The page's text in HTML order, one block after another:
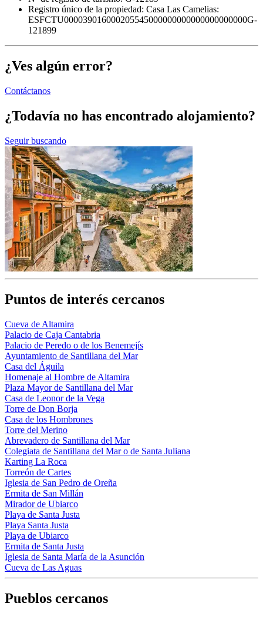
Registro único de la propiedad: Casa Las Camelias:
ESFCTU000039016000205545000000000000000000000G-
121899
¿Ves algún error?
Contáctanos
¿Todavía no has encontrado alojamiento?
Seguir buscando
Puntos de interés cercanos
Cueva de Altamira
Palacio de Caja Cantabria
Palacio de Peredo o de los Benemejís
Ayuntamiento de Santillana del Mar
Casa del Águila
Homenaje al Hombre de Altamira
Plaza Mayor de Santillana del Mar
Casa de Leonor de la Vega
Torre de Don Borja
Casa de los Hombrones
Torre del Merino
Abrevadero de Santillana del Mar
Colegiata de Santillana del Mar o de Santa Juliana
Karting La Roca
Torreón de Cartes
Iglesia de San Pedro de Oreña
Ermita de San Millán
Mirador de Ubiarco
Playa de Santa Justa
Playa Santa Justa
Playa de Ubiarco
Ermita de Santa Justa
Iglesia de Santa María de la Asunción
Cueva de Las Aguas
Pueblos cercanos